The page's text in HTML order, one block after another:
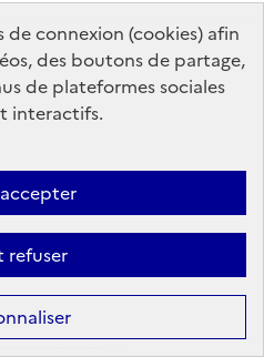
connexion (cookies) afin
des boutons de partage,
de plateformes sociales
interactifs.
refuser
Présentation de la
Barn Hôtel
de la résidence au
pratique artistique qu’il
en résidence et
expositions. Au